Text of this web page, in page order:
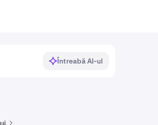
Întreabă AI-ul